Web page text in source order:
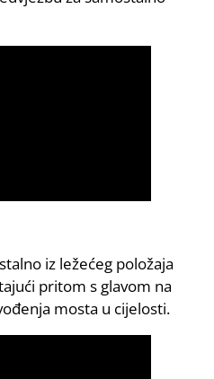
iz ležećeg položaja
pritom s glavom na
mosta u cijelosti.